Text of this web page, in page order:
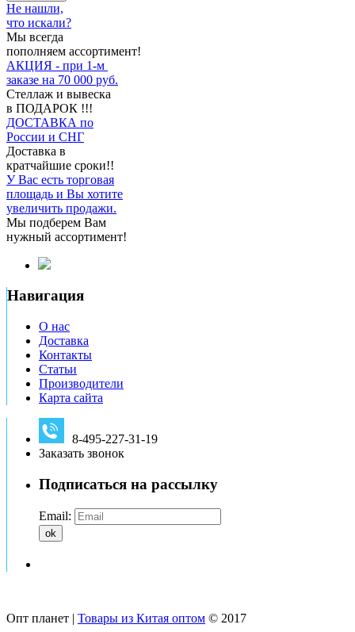
Не нашли,
что искали?
Мы всегда
пополняем ассортимент!
АКЦИЯ - при 1-м
заказе на 70 000 руб.
Стеллаж и вывеска
в ПОДАРОК !!!
ДОСТАВКА по
России и СНГ
Доставка в
кратчайшие сроки!!
У Вас есть торговая
площадь и Вы хотите
увеличить продажи.
Мы подберем Вам
нужный ассортимент!
Навигация
О нас
Доставка
Контакты
Статьи
Производители
Карта сайта
8-495-227-31-19
Заказать звонок
Подписаться на рассылку
Email:
ok
Опт планет | Товары из Китая оптом © 2017